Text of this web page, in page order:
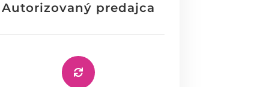
Autorizovaný predajca
